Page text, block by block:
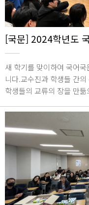
[국문] 2024학년도
새 학기를 맞이하여 국어
니다.교수진과 학생들 간
학생들의 교류의 장을 만
평 화수목펜션